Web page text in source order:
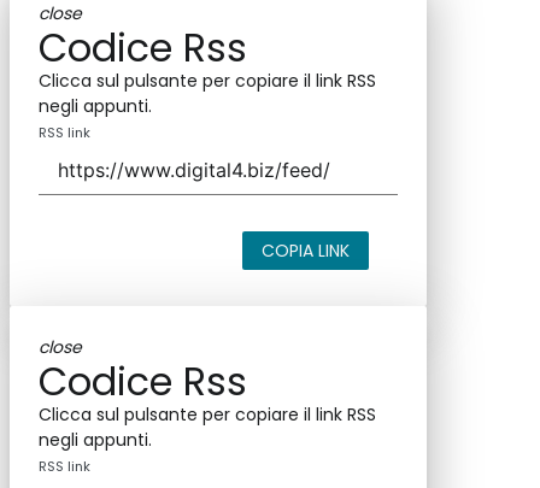
close
Codice Rss
Clicca sul pulsante per copiare il link RSS
negli appunti.
RSS link
COPIA LINK
close
Codice Rss
Clicca sul pulsante per copiare il link RSS
negli appunti.
RSS link